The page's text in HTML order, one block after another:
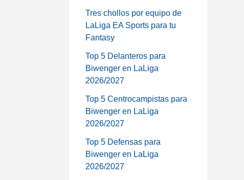
Tres chollos por equipo de
LaLiga EA Sports para tu
Fantasy
Top 5 Delanteros para
Biwenger en LaLiga
2026/2027
Top 5 Centrocampistas para
Biwenger en LaLiga
2026/2027
Top 5 Defensas para
Biwenger en LaLiga
2026/2027